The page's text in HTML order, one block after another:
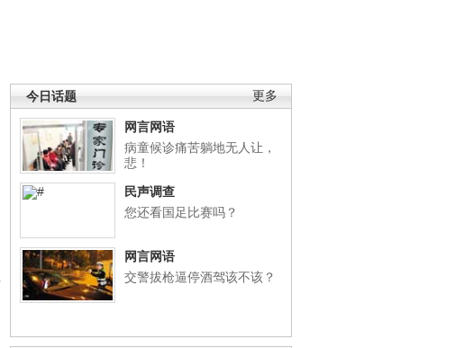
更多
今日话题
网言网语
病童候诊痛苦躺地无人让，
悲！
民声调查
您还看国足比赛吗？
网言网语
交警拔枪逼停酒驾该不该？